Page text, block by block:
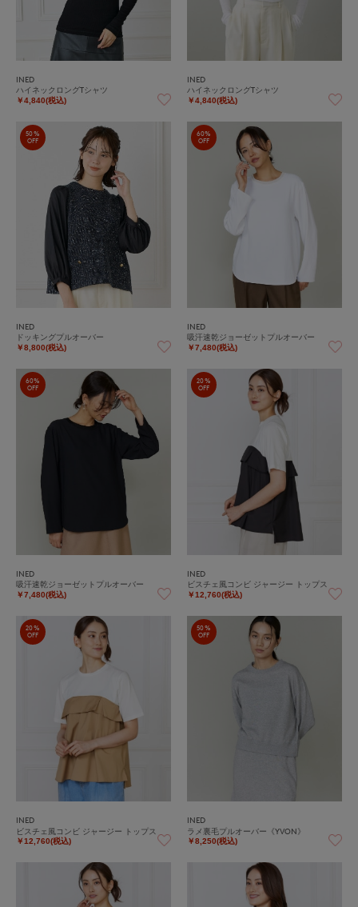
INED
ハイネックロングTシャツ
￥4,840(税込)
INED
ハイネックロングTシャツ
￥4,840(税込)
50%
OFF
INED
ドッキングプルオーバー
￥8,800(税込)
60%
OFF
INED
吸汗速乾ジョーゼットプルオーバー
￥7,480(税込)
60%
OFF
INED
吸汗速乾ジョーゼットプルオーバー
￥7,480(税込)
20%
OFF
INED
ビスチェ風コンビ ジャージー トップス
￥12,760(税込)
20%
OFF
INED
ビスチェ風コンビ ジャージー トップス
￥12,760(税込)
50%
OFF
INED
ラメ裏毛プルオーバー《YVON》
￥8,250(税込)